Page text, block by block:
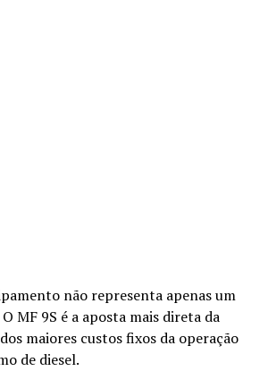
não representa apenas um
MF 9S é a aposta mais direta da
maiores custos fixos da operação
de diesel.